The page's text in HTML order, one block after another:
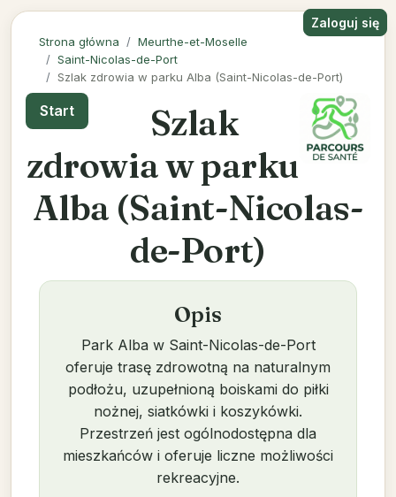
Zaloguj się
Strona główna
Meurthe-et-Moselle
Saint-Nicolas-de-Port
Szlak zdrowia w parku Alba (Saint-Nicolas-de-Port)
Start
Szlak
zdrowia w parku
Alba (Saint-Nicolas-
de-Port)
Opis
Park Alba w Saint-Nicolas-de-Port
oferuje trasę zdrowotną na naturalnym
podłożu, uzupełnioną boiskami do piłki
nożnej, siatkówki i koszykówki.
Przestrzeń jest ogólnodostępna dla
mieszkańców i oferuje liczne możliwości
rekreacyjne.